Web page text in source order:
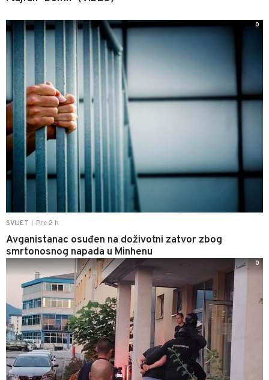
SVIJET Pre 2 h
Avganistanac osuđen na doživotni zatvor zbog
smrtonosnog napada u Minhenu
0
0